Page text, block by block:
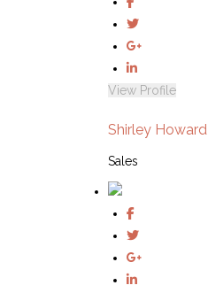
View Profile
Shirley Howard
Sales